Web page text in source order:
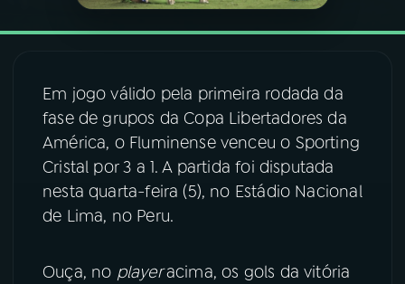
VIDEOCASTS
08FESTIVAL DE MÚSICA
ACOMPANHE A RÁDIO NACIONAL
YouTube
Instagram X
Em jogo válido pela primeira rodada da
fase de grupos da Copa Libertadores da
América, o Fluminense venceu o Sporting
Cristal por 3 a 1. A partida foi disputada
nesta quarta-feira (5), no Estádio Nacional
de Lima, no Peru.
Ouça, no playeracima, os gols da vitória